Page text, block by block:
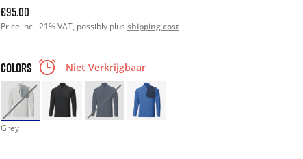
Current price: 95.00. Price incl. 21% VAT and possibly
€95.00
Price incl. 21% VAT, possibly plus shipping cost
COLORS Niet Verkrijgbaar
Grey